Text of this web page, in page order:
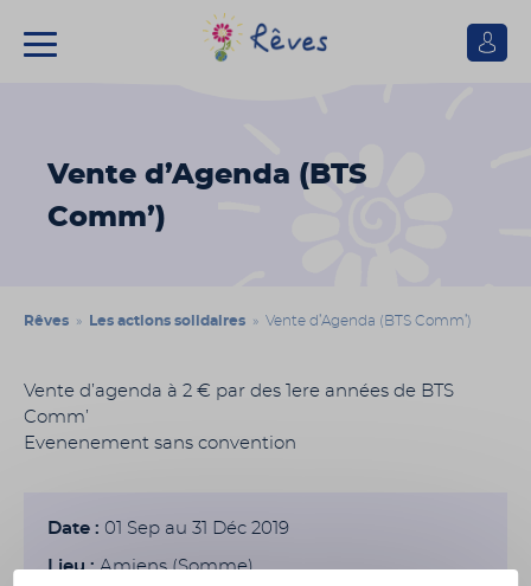
Se
Vente d’Agenda (BTS
Comm’)
Rêves » Les actions solidaires » Vente d’Agenda (BTS Comm’)
Vente d’agenda à 2 € par des 1ere années de BTS
Comm’
Evenenement sans convention
Date : 01 Sep au 31 Déc 2019
Lieu :Amiens (Somme)